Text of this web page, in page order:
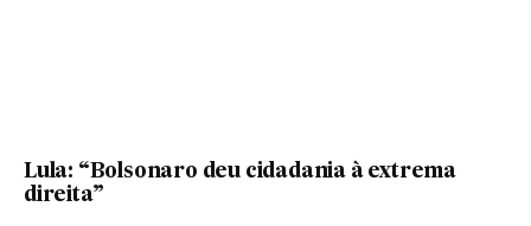
Lula: “Bolsonaro deu cidadania à extrema
direita”